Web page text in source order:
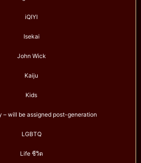
iQIYI
Isekai
John Wick
Kaiju
Kids
– will be assigned post-generation
LGBTQ
Life ชีวิต